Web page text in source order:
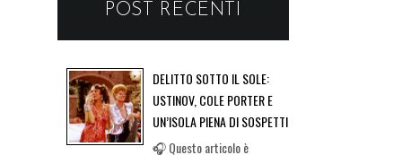
POST RECENTI
DELITTO SOTTO IL SOLE:
USTINOV, COLE PORTER E
UN’ISOLA PIENA DI SOSPETTI
🎧 Questo articolo è